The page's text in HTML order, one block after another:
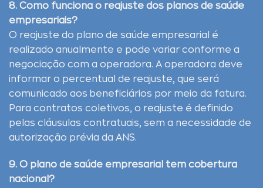
8. Como funciona o reajuste dos planos de saúde
empresariais?
O reajuste do plano de saúde empresarial é
realizado anualmente e pode variar conforme a
negociação com a operadora. A operadora deve
informar o percentual de reajuste, que será
comunicado aos beneficiários por meio da fatura.
Para contratos coletivos, o reajuste é definido
pelas cláusulas contratuais, sem a necessidade de
autorização prévia da ANS.
9. O plano de saúde empresarial tem cobertura
nacional?